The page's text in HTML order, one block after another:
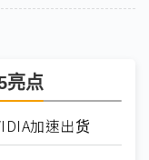
亮点
加速出货